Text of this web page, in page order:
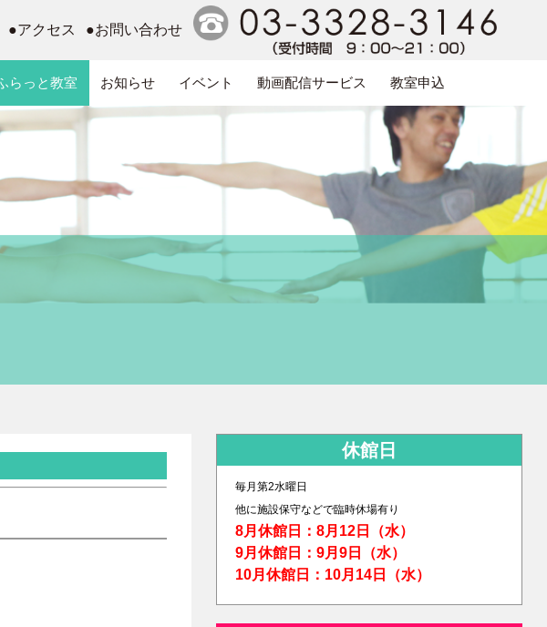
●アクセス ●お問い合わせ
らっと教室 お知らせ イベント 動画配信サービス 教室申込
休館日
毎月第2水曜日
他に施設保守などで臨時休場有り
8月休館日：8月12日（水）
9月休館日：9月9日（水）
10月休館日：10月14日（水）